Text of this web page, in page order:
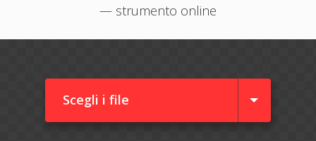
— strumento online
Scegli i file